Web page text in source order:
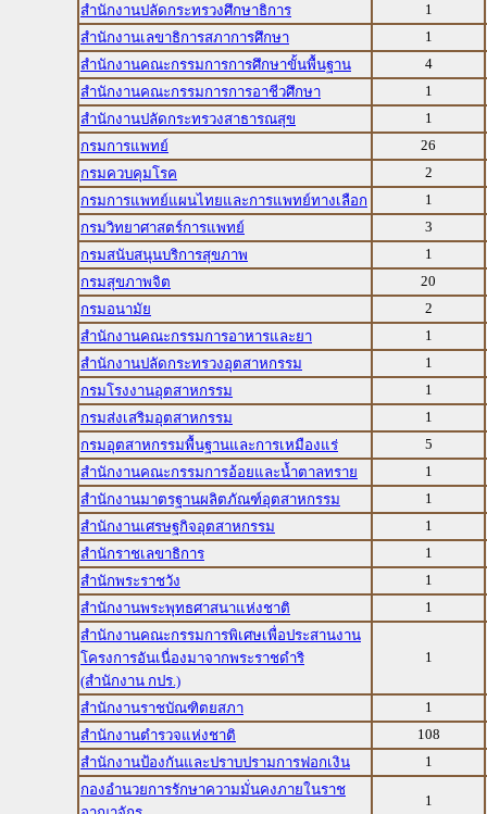
สำนักงานปลัดกระทรวงศึกษาธิการ
1
สำนักงานเลขาธิการสภาการศึกษา
1
สำนักงานคณะกรรมการการศึกษาขั้นพื้นฐาน
4
สำนักงานคณะกรรมการการอาชีวศึกษา
1
สำนักงานปลัดกระทรวงสาธารณสุข
1
กรมการแพทย์
26
กรมควบคุมโรค
2
กรมการแพทย์แผนไทยและการแพทย์ทางเลือก
1
กรมวิทยาศาสตร์การแพทย์
3
กรมสนับสนุนบริการสุขภาพ
1
กรมสุขภาพจิต
20
กรมอนามัย
2
สำนักงานคณะกรรมการอาหารและยา
1
สำนักงานปลัดกระทรวงอุตสาหกรรม
1
กรมโรงงานอุตสาหกรรม
1
กรมส่งเสริมอุตสาหกรรม
1
กรมอุตสาหกรรมพื้นฐานและการเหมืองแร่
5
สำนักงานคณะกรรมการอ้อยและน้ำตาลทราย
1
สำนักงานมาตรฐานผลิตภัณฑ์อุตสาหกรรม
1
สำนักงานเศรษฐกิจอุตสาหกรรม
1
สำนักราชเลขาธิการ
1
สำนักพระราชวัง
1
สำนักงานพระพุทธศาสนาแห่งชาติ
1
สำนักงานคณะกรรมการพิเศษเพื่อประสานงาน
โครงการอันเนื่องมาจากพระราชดำริ
(สำนักงาน กปร.)
1
สำนักงานราชบัณฑิตยสภา
1
สำนักงานตำรวจแห่งชาติ
108
สำนักงานป้องกันและปราบปรามการฟอกเงิน
1
กองอำนวยการรักษาความมั่นคงภายในราช
1